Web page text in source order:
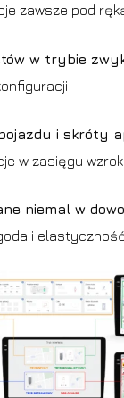
zawsze pod
w trybie
i skróty
w zasięgu
niemal w
i elastyczność